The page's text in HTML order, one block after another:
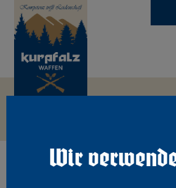
Wir
Zum
Hauptinhalt
springen